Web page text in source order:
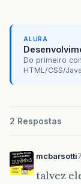
ALURA
Do primeiro
HTML/CSS/
2 Respostas
mcbarsotti
talvez